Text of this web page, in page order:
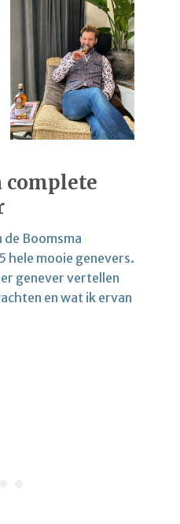
complete
de Boomsma
hele mooie genevers.
genever vertellen
en wat ik ervan